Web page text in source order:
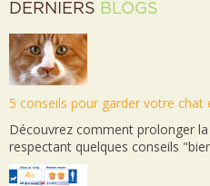
DERNIERS BLOGS
5 conseils pour garder votre chat
Découvrez comment prolonger
respectant quelques conseils